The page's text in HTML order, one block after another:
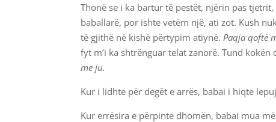
Thonë se i ka bartur të pestët, njërin pas
baballarë, por ishte vetëm një, ati zot. Kush
të gjithë në kishë përtypim atiynë.Paqja qoftë
fyt m’i ka shtrënguar telat zanorë. Tund
me ju.
Kur i lidhte për degët e arrës, babai i hiqte
Kur errësira e përpinte dhomën, babai mua